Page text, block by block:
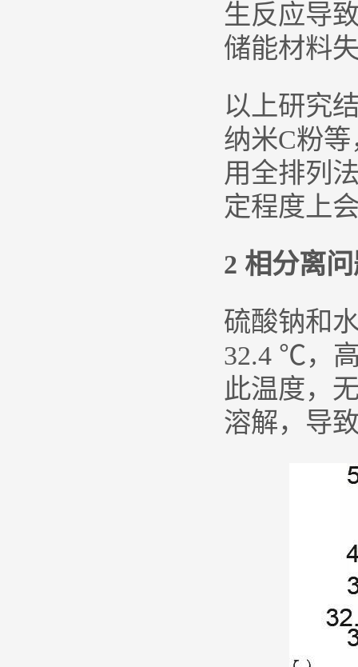
生反应导
储能材料
以上研究
纳米C粉
用全排列
定程度上
2 相分离
硫酸钠和
32.4 ℃，
此温度，
溶解，导